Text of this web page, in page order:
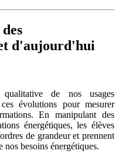
d'aujourd'hui
de nos usages
évolutions pour mesurer
En manipulant des
énergétiques, les élèves
de grandeur et prennent
nos besoins énergétiques.